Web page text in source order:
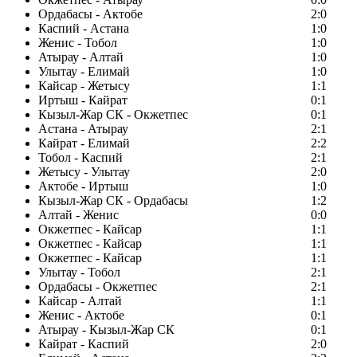
Ордабасы - Актобе
2:0
Каспий - Астана
1:0
Женис - Тобол
1:0
Атырау - Алтай
1:0
Улытау - Елимай
1:0
Кайсар - Жетысу
1:1
Иртыш - Кайрат
0:1
Кызыл-Жар СК - Окжетпес
0:1
Астана - Атырау
2:1
Кайрат - Елимай
2:2
Тобол - Каспий
2:1
Жетысу - Улытау
2:0
Актобе - Иртыш
1:0
Кызыл-Жар СК - Ордабасы
1:2
Алтай - Женис
0:0
Окжетпес - Кайсар
1:1
Окжетпес - Кайсар
1:1
Окжетпес - Кайсар
1:1
Улытау - Тобол
2:1
Ордабасы - Окжетпес
2:1
Кайсар - Алтай
1:1
Женис - Актобе
0:1
Атырау - Кызыл-Жар СК
0:1
Кайрат - Каспий
2:0